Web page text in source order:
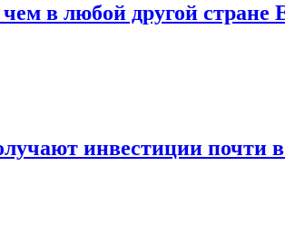
в любой другой
инвестиции почти